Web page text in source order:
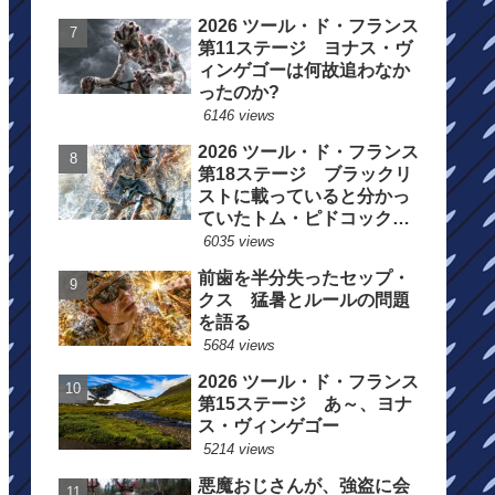
2026 ツール・ド・フランス
第11ステージ ヨナス・ヴ
ィンゲゴーは何故追わなか
ったのか?
6146 views
2026 ツール・ド・フランス
第18ステージ ブラックリ
ストに載っていると分かっ
ていたトム・ピドコックは
総合順位死守に
6035 views
前歯を半分失ったセップ・
クス 猛暑とルールの問題
を語る
5684 views
2026 ツール・ド・フランス
第15ステージ あ～、ヨナ
ス・ヴィンゲゴー
5214 views
悪魔おじさんが、強盗に会